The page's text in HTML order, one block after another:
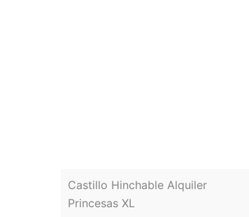
Castillo Hinchable Alquiler
Princesas XL